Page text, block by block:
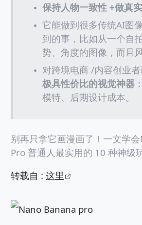
保持人物一致性 +做真
它能做到很多传统AI图
到的事，比如从一个自
势、角度的图像，而且
对跨境电商 /内容创业
极具性价比的视觉神器
模特、后期设计成本。
别再只拿它画漫画了！一文学
Pro 普通人最实用的 10 种神级
转载自 : 这里